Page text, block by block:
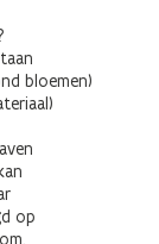
bloemen)
op